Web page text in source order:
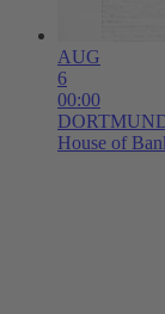
AUG
6
00:00
House of